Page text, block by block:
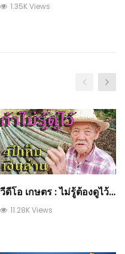
1.35K Views
วีดีโอ เกษตร : ไม่รู้ต้องดูไว้ เกษตรกรดีเด่นแนะนำทางเลือก ปลูกไม้ไผ่ซางหม่นแทนรั้ว เทวดาเลี้ยง
11.28K Views